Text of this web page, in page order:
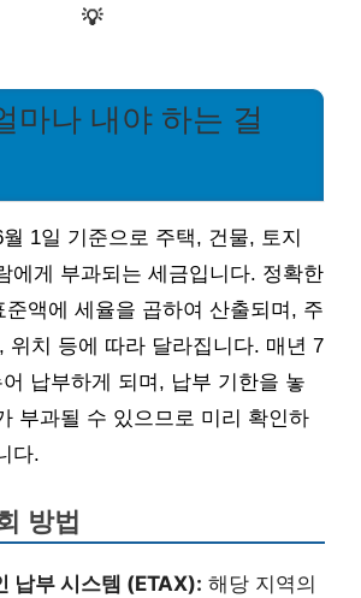
💡
마나 내야 하는 걸
1일 기준으로 주택, 건물, 토지
에게 부과되는 세금입니다. 정확한
준액에 세율을 곱하여 산출되며, 주
위치 등에 따라 달라집니다. 매년 7
납부하게 되며, 납부 기한을 놓
부과될 수 있으므로 미리 확인하
다.
방법
납부 시스템 (ETAX): 해당 지역의